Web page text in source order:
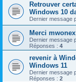
Retrouver
Windows 10
Dernier message
Merci
Dernier message
Réponses : 4
revenir à
Windows 11
Dernier message
Réponses : 2